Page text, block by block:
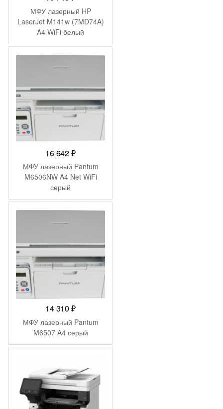
МФУ лазерный HP
LaserJet M141w (7MD74A)
A4 WiFi белый
16 642₽
МФУ лазерный Pantum
M6506NW A4 Net WiFi
серый
14 310₽
МФУ лазерный Pantum
M6507 A4 серый